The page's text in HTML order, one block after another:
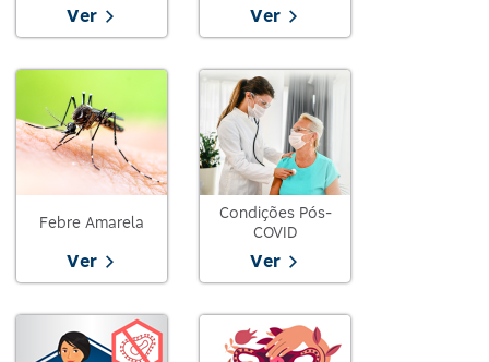
Ver Ver
Febre Amarela
Ver
Condições Pós-
COVID
Ver